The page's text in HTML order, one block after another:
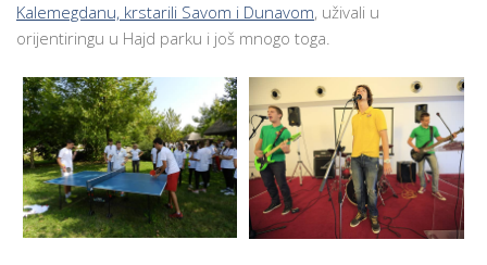
Kalemegdanu, krstarili Savom i Dunavom, uživali u
orijentiringu u Hajd parku i još mnogo toga.